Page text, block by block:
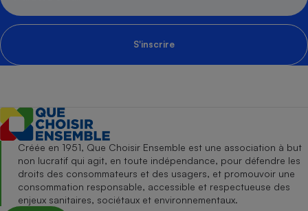
S'inscrire
Créée en 1951, Que Choisir Ensemble est une association à but
non lucratif qui agit, en toute indépendance, pour défendre les
droits des consommateurs et des usagers, et promouvoir une
consommation responsable, accessible et respectueuse des
enjeux sanitaires, sociétaux et environnementaux.